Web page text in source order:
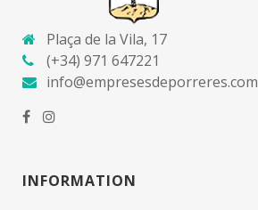
Plaça de la Vila, 17
(+34) 971 647221
info@empresesdeporreres.com
INFORMATION